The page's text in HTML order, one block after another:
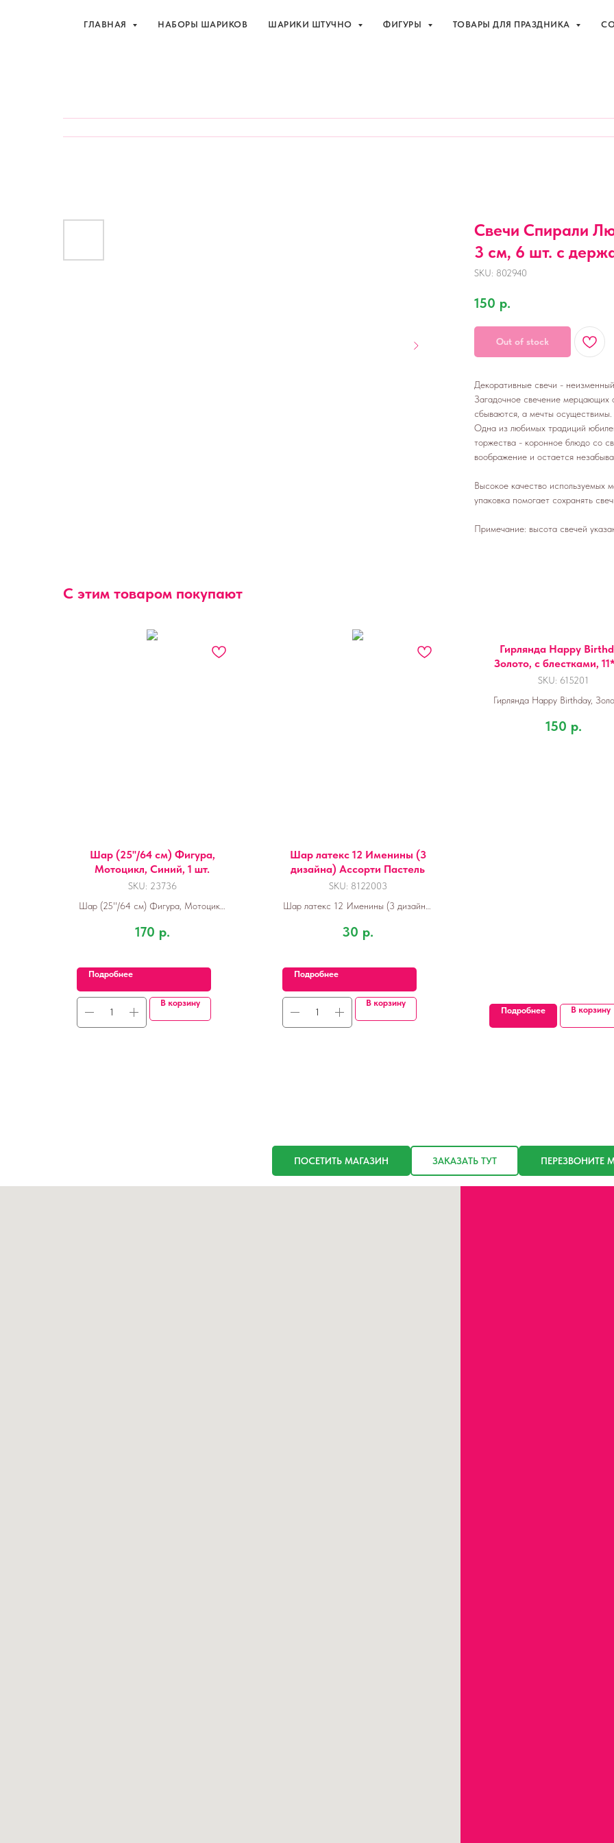
ГЛАВНАЯ НАБОРЫ ШАРИКОВ ШАРИКИ ШТУЧНО ФИГУРЫ ТОВАРЫ ДЛЯ ПРАЗДНИКА
Свечи Спирали
3 см, 6 шт. с
SKU: 802940
150 р.
Out of stock
Декоративные свечи -
Загадочное свечение мерцающих
сбываются, а мечты осуществимы.
Одна из любимых традиций
торжества - коронное блюдо со
воображение и остается
Высокое качество используемых
упаковка помогает сохранять
Примечание: высота свечей
С этим товаром покупают
Шар (25''/64 см) Фигура,
Мотоцикл, Синий, 1 шт.
SKU: 23736
Шар (25''/64 см) Фигура, Мотоцикл,
170 р.
Подробнее
В корзину
Шар латекс 12 Именины (3
дизайна) Ассорти Пастель
SKU: 8122003
Шар латекс 12 Именины (3 дизайна)
30 р.
Подробнее
В корзину
Гирлянда Happy
Золото, с блестками,
см, 1 упак.
SKU: 615201
Гирлянда Happy Birthday,
150 р.
Подробнее В корзину
ПОСЕТИТЬ МАГАЗИН ЗАКАЗАТЬ ТУТ ПЕРЕЗВОНИТЕ